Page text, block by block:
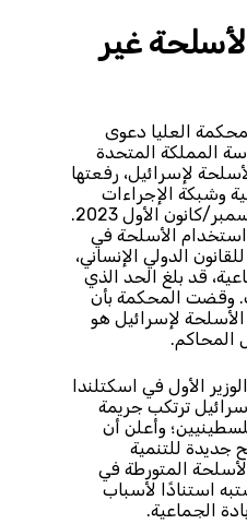
غير
العليا دعوى
المملكة المتحدة
لإسرائيل، رفعتها
وشبكة الإجراءات
القانونية العالمية في ديسمبر/كانون الأول 2023.
الأسلحة في
الدولي الإنساني،
قد بلغ الحد الذي
وقضت المحكمة بأن
الأسلحة لإسرائيل هو
المحاكم.
الأول في اسكتلندا
ترتكب جريمة
وأعلن أن
جديدة للتنمية
المتورطة في
استنادًا لأسباب
الجماعية.